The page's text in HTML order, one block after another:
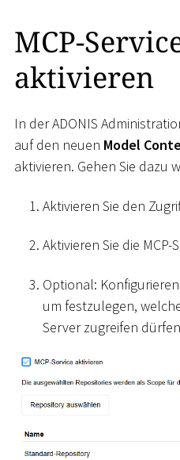
MCP-
aktivieren
In der ADONIS
auf den neuen Model
aktivieren. Gehen Sie dazu
Aktivieren Sie den
Aktivieren Sie die MCP-
Optional:
um festzulegen,
Server zugreifen dürfen